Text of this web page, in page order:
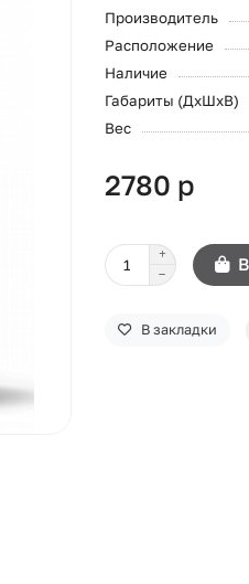
Производитель
Расположение
Наличие
Габариты (ДхШхВ)
Вес
2780 р
В закладки